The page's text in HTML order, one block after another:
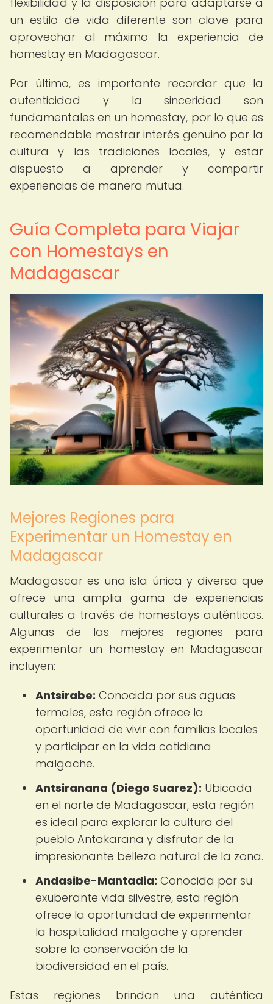
un estilo de vida diferente son clave para
aprovechar al máximo la experiencia de
homestay en Madagascar.
Por último, es importante recordar que la
autenticidad y la sinceridad son
fundamentales en un homestay, por lo que es
recomendable mostrar interés genuino por la
cultura y las tradiciones locales, y estar
dispuesto a aprender y compartir
experiencias de manera mutua.
Guía Completa para Viajar
con Homestays en
Madagascar
Mejores Regiones para
Experimentar un Homestay en
Madagascar
Madagascar es una isla única y diversa que
ofrece una amplia gama de experiencias
culturales a través de homestays auténticos.
Algunas de las mejores regiones para
experimentar un homestay en Madagascar
incluyen:
Antsirabe: Conocida por sus aguas
termales, esta región ofrece la
oportunidad de vivir con familias locales
y participar en la vida cotidiana
malgache.
Antsiranana (Diego Suarez): Ubicada
en el norte de Madagascar, esta región
es ideal para explorar la cultura del
pueblo Antakarana y disfrutar de la
impresionante belleza natural de la zona.
Andasibe-Mantadia: Conocida por su
exuberante vida silvestre, esta región
ofrece la oportunidad de experimentar
la hospitalidad malgache y aprender
sobre la conservación de la
biodiversidad en el país.
Estas regiones brindan una auténtica